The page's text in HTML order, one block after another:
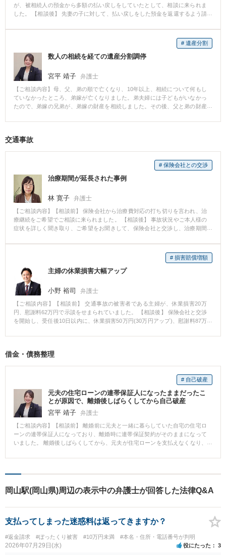
が、被相続人の預金から多額の払い戻しをしていたとして、相談に来られま
した。 【相談後】 先妻の子に対して、払い戻しをした預金を返還するよう請
ったため、訴訟を提起しました。 先妻の子は、払い戻しをした預金の全ての
使途を明らかにすることができず、裁判所の勧告もあって、後妻に対し、ま
とまった金額を返還する旨の和解が成立しました。 【弁護士からのコメン
ト】 財産の取戻しは、実現可能性を検討しながら、スピーディーに解決する
ことが大切です。
# 遺産分割
数人の相続を経ての遺産分割調停
宮平 靖子 弁護士
【ご相談内容】母、父、弟の順で亡くなり、10年以上、相続について何もし
ていなかったところ、弟嫁が亡くなりました。弟夫婦には子どもがいなかっ
たので、弟嫁の兄弟が、弟嫁の財産を相続しました。その後、父と弟の財産
兄弟とは不仲なので、共有状態を解消したいです。 遺産分割調停を申し立
誰が何を相続するかを決め、単独で所有することにしました。 弁護士に依頼
所での手続きを利用することにより、第三者が間に入ることになるので、相
手方本人も話合いに応じる環境になったといえます。
交通事故
# 保険会社との交渉
治療期間が延長された事例
林 寛子 弁護士
【ご相談内容】【相談前】 保険会社から治療費対応の打ち切りを言われ、治
療継続をご希望でご相談に来られました。 【相談後】 事故状況やご本人様の
症状を詳しく聞き取り、ご希望をお聞きして、保険会社と交渉し、治療期間
回復し、治療を終える頃には、余裕をもって示談交渉をすることができまし
# 損害賠償増額
主婦の休業損害大幅アップ
小野 裕司 弁護士
【ご相談内容】【相談前】 交通事故の被害者である主婦が、休業損害20万
円、慰謝料62万円で示談をせまられていました。 【相談後】 保険会社と交渉
を開始し、受任後10日以内に、休業損害50万円(30万円アップ)、慰謝料87万
ト】 主婦の方が被害者の場合でも、ケガによって家事に支障が生じた場合、
後、保険会社から示談の提案があった場合には、休業損害や慰謝料等の金額
借金・債務整理
# 自己破産
元夫の住宅ローンの連帯保証人になったままだったこ
とが原因で、離婚後しばらくしてから自己破産
宮平 靖子 弁護士
【ご相談内容】【相談前】 離婚前に元夫と一緒に暮らしていた自宅の住宅ロ
ーンの連帯保証人になっており、離婚時に連帯保証契約がそのままになって
いました。 離婚後しばらくしてから、元夫が住宅ローンを支払えなくなり、
るために借金を重ねるようになりました。 【相談後】 裁判所に対して自己破
おすすめします。時間が経てば経つほどに、返済できずに損害金がふくれあ
がったり、借金返済のための借金によって負債総額が大きくなっていきま
金を清算することができ、新しい生活へと踏み出すことができました。
岡山駅(岡山県)周辺の表示中の弁護士が回答した法律Q&A
支払ってしまった迷惑料は返ってきますか？
#返金請求 #ぼったくり被害 #10万円未満 #本名・住所・電話番号が判明
2026年07月29日(水) 役にたった 3